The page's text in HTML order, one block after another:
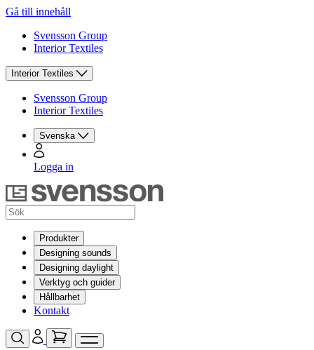
Gå till innehåll
Svensson Group
Interior Textiles
Interior Textiles
Svensson Group
Interior Textiles
Svenska
Logga in
Produkter
Designing sounds
Designing daylight
Verktyg och guider
Hållbarhet
Kontakt